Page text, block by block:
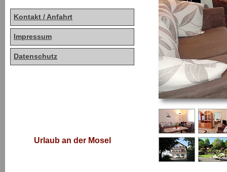
Kontakt / Anfahrt
Impressum
Datenschutz
Urlaub an der Mosel